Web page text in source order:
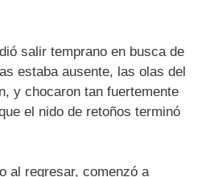
salir temprano en busca de
estaba ausente, las olas del
y chocaron tan fuertemente
el nido de retoños terminó
al regresar, comenzó a